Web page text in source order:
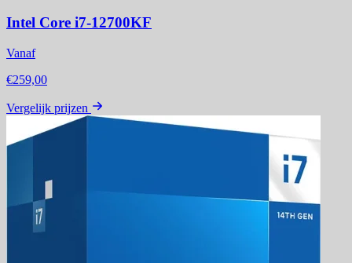
Intel Core i7-12700KF
Vanaf
€259,00
Vergelijk prijzen